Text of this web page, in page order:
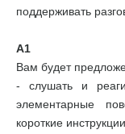
поддерживать
А1
Вам будет
- слушать и
элементарные
короткие инструкции